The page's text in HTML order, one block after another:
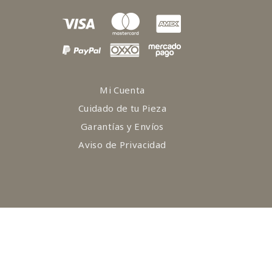
Mi Cuenta
Cuidado de tu Pieza
Garantías y Envíos
Aviso de Privacidad